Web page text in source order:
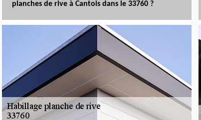
planches de rive à Cantois dans le 33760 ?